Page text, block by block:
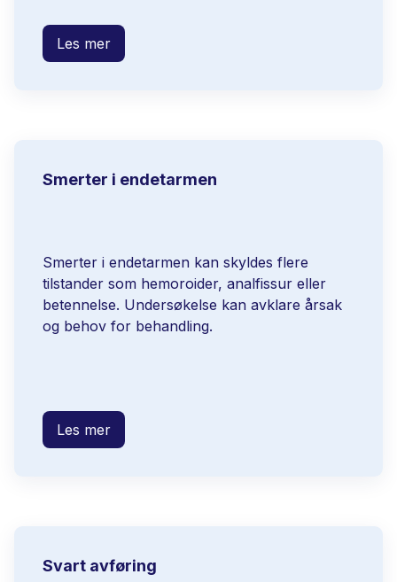
Les mer
Smerter i endetarmen
Smerter i endetarmen kan skyldes flere
tilstander som hemoroider, analfissur eller
betennelse. Undersøkelse kan avklare årsak
og behov for behandling.
Les mer
Svart avføring